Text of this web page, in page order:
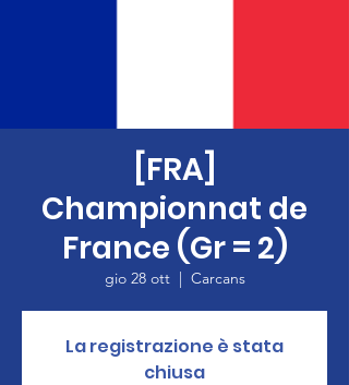
[FRA]
Championnat de
France (Gr = 2)
gio 28 ott
  |
Carcans
La registrazione è stata
chiusa